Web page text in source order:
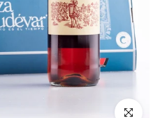
Haz clic